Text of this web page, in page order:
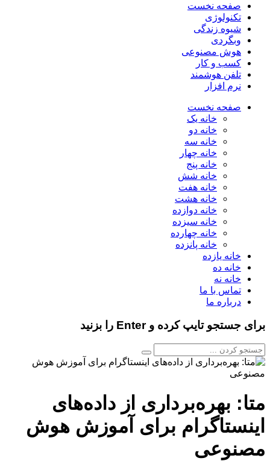
صفحه نخست
تکنولوژی
شیوه زندگی
وبگردی
هوش مصنوعی
کسب و کار
تلفن هوشمند
نرم افزار
صفحه نخست
خانه یک
خانه دو
خانه سه
خانه چهار
خانه پنج
خانه شش
خانه هفت
خانه هشت
خانه دوازده
خانه سیزده
خانه چهارده
خانه پانزده
خانه یازده
خانه ده
خانه نه
تماس با ما
درباره ما
برای جستجو تایپ کرده و Enter را بزنید
متا: بهره‌برداری از داده‌های
اینستاگرام برای آموزش هوش
مصنوعی